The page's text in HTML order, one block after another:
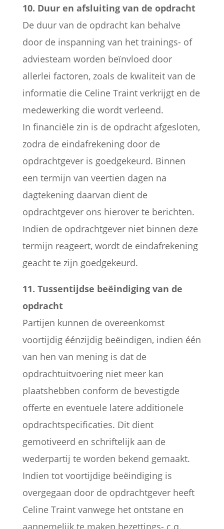
10. Duur en afsluiting van de opdracht
De duur van de opdracht kan behalve
door de inspanning van het trainings- of
adviesteam worden beïnvloed door
allerlei factoren, zoals de kwaliteit van de
informatie die Celine Traint verkrijgt en de
medewerking die wordt verleend.
In financiële zin is de opdracht afgesloten,
zodra de eindafrekening door de
opdrachtgever is goedgekeurd. Binnen
een termijn van veertien dagen na
dagtekening daarvan dient de
opdrachtgever ons hierover te berichten.
Indien de opdrachtgever niet binnen deze
termijn reageert, wordt de eindafrekening
geacht te zijn goedgekeurd.
11. Tussentijdse beëindiging van de
opdracht
Partijen kunnen de overeenkomst
voortijdig éénzijdig beëindigen, indien één
van hen van mening is dat de
opdrachtuitvoering niet meer kan
plaatshebben conform de bevestigde
offerte en eventuele latere additionele
opdrachtspecificaties. Dit dient
gemotiveerd en schriftelijk aan de
wederpartij te worden bekend gemaakt.
Indien tot voortijdige beëindiging is
overgegaan door de opdrachtgever heeft
Celine Traint vanwege het ontstane en
aannemelijk te maken bezettings- c.q.